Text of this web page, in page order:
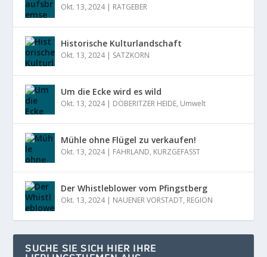
Okt. 13, 2024| RATGEBER
Historische Kulturlandschaft
Okt. 13, 2024| SATZKORN
Um die Ecke wird es wild
Okt. 13, 2024| DÖBERITZER HEIDE, Umwelt
Mühle ohne Flügel zu verkaufen!
Okt. 13, 2024| FAHRLAND, KURZGEFASST
Der Whistleblower vom Pfingstberg
Okt. 13, 2024| NAUENER VORSTADT, REGION
SUCHE SIE SICH HIER IHRE